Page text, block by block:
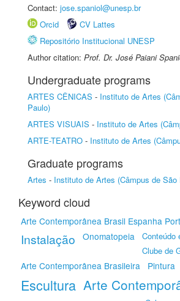
Contact: jose.spaniol@unesp.br
Orcid
CV Lattes
Repositório Institucional UNESP
Author citation: Prof. Dr. José Paiani
Undergraduate programs
ARTES CÊNICAS - Instituto de Artes
Paulo)
ARTES VISUAIS - Instituto de Artes
ARTE-TEATRO - Instituto de Artes
Graduate programs
Artes - Instituto de Artes (Câmpus de São
Keyword cloud
Arte Contemporânea Brasil Espanha
Instalação Onomatopeia
Conteúdo
Clube de
Arte Contemporânea Brasileira Pintura
Escultura Arte